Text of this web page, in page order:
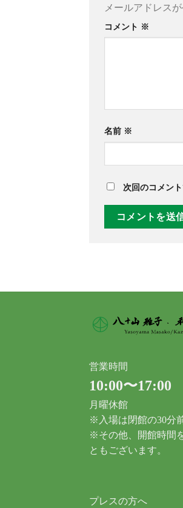
メールアドレス
コメント ※
名前 ※
次回のコメン
営業時間
10:00〜17:00
月曜休館
※入場は閉館の30分
※その他、開館時間
ともございます。
プレスの方へ